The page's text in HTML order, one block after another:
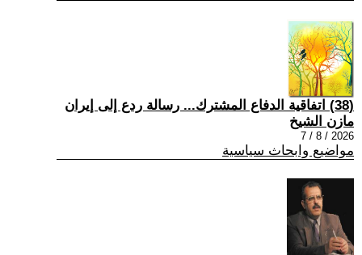
(38) اتفاقية الدفاع المشترك... رسالة ردع إلى إيران
مازن الشيخ
2026 / 8 / 7
مواضيع وابحاث سياسية